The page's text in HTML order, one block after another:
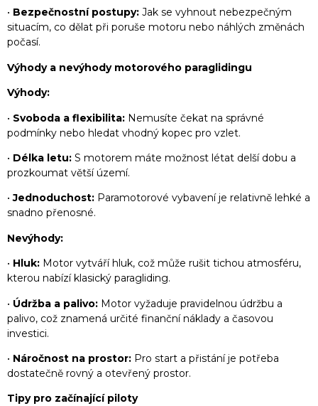
• Bezpečnostní postupy: Jak se vyhnout nebezpečným
situacím, co dělat při poruše motoru nebo náhlých změnách
počasí.
Výhody a nevýhody motorového paraglidingu
Výhody:
• Svoboda a flexibilita: Nemusíte čekat na správné
podmínky nebo hledat vhodný kopec pro vzlet.
• Délka letu: S motorem máte možnost létat delší dobu a
prozkoumat větší území.
•Jednoduchost: Paramotorové vybavení je relativně lehké a
snadno přenosné.
Nevýhody:
• Hluk: Motor vytváří hluk, což může rušit tichou atmosféru,
kterou nabízí klasický paragliding.
• Údržba a palivo: Motor vyžaduje pravidelnou údržbu a
palivo, což znamená určité finanční náklady a časovou
investici.
• Náročnost na prostor: Pro start a přistání je potřeba
dostatečně rovný a otevřený prostor.
Tipy pro začínající piloty